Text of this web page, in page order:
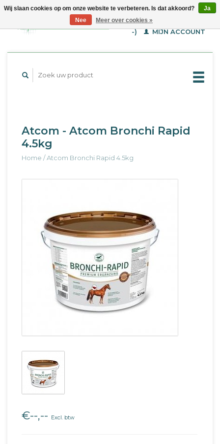
WINKELWAGEN (€--,-
-)
MIJN ACCOUNT
Atcom - Atcom Bronchi Rapid
4.5kg
Home /Atcom Bronchi Rapid 4.5kg
€--,-- Excl. btw
Wij slaan cookies op om onze website te verbeteren. Is dat akkoord?
Ja
Nee
Meer over cookies »